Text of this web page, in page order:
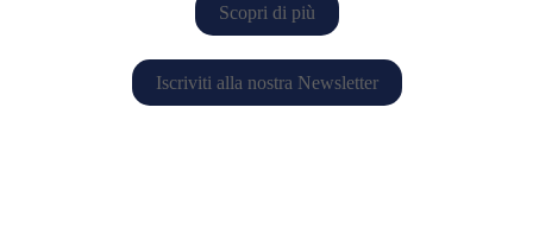
Scopri di più
Iscriviti alla nostra Newsletter